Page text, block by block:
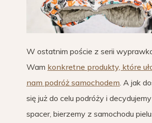
W ostatnim poście z serii
Wam konkretne produkty, które
nam podróż samochodem . A jak
się już do celu podróży i
spacer, bierzemy z samochodu